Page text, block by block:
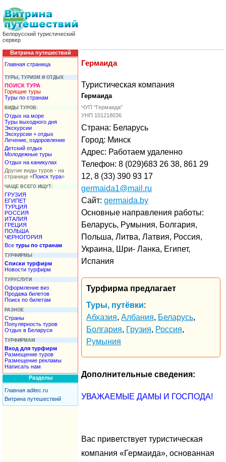
Белорусский туристический
сервер
Витрина путешествий
Главная страница
ТУРЫ, ТУРИЗМ И ОТДЫХ
ПОИСК ТУРА
Горящие туры
Туры по странам
ВИДЫ ТУРОВ:
Отдых на море
Туры выходного дня
Экскурсии
Экскурсии + отдых
Лечение, оздоровление
Детский отдых
Молодежные туры
Отдых на каникулах
Другие виды туров - на
странице «Поиск тура»
ЧАЩЕ ВСЕГО ИЩУТ:
ГРУЗИЯ
ЕГИПЕТ
ТУРЦИЯ
РОССИЯ
ИТАЛИЯ
ГРЕЦИЯ
ПОЛЬША
ЧЕРНОГОРИЯ
Все туры по странам
ТУРФИРМЫ
Списки турфирм
Новости турфирм
ТУРУСЛУГИ
Оформление виз
Продажа билетов
Поиск по билетам
РАЗНОЕ
Страны
Популярность туров
Отдых в Беларуси
ТУРФИРМАМ
Вход для турфирм
Размещение туров
Размещение рекламы
Написать нам
Разделы
Главная aditec.ru
Витрина путешествий
Гермаида
Туристическая компания
Гермаида
ЧУП "Гермаида"
УНП 101218036
Страна: Беларусь
Город: Минск
Адрес: Работаем удаленно
Телефон: 8 (029)683 26 38, 861 29
12, 8 (33) 390 93 17
germaida1@mail.ru
Сайт: germaida.by
Основные направления работы:
Беларусь, Румыния, Болгария,
Польша, Литва, Латвия, Россия,
Украина, Шри- Ланка, Египет,
Испания
Турфирма предлагает
Туры, путёвки:
Абхазия, Албания, Беларусь,
Болгария, Грузия, Россия,
Румыния
Дополнительные сведения:
УВАЖАЕМЫЕ ДАМЫ И ГОСПОДА!
Вас приветствует туристическая
компания «Гермаида», основанная